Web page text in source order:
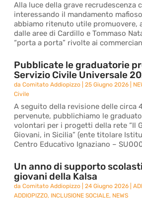
Alla luce della grave recrudescenza
interessando il mandamento
abbiamo ritenuto utile promuovere,
dalle aree di Cardillo e Tommaso
“porta a porta” rivolte ai
Pubblicate le graduatorie
Servizio Civile Universale
daComitato Addiopizzo |25 Giugno 2026
Civile
A seguito della revisione delle circa
pervenute, pubblichiamo le
volontari per i progetti della rete “Il
Giovani, in Sicilia” (ente titolare
Centro Educativo Ignaziano –
Un anno di supporto
giovani della Kalsa
daComitato Addiopizzo |24 Giugno 2026 |
ADDIOPIZZO, INCLUSIONE SOCIALE, NEWS